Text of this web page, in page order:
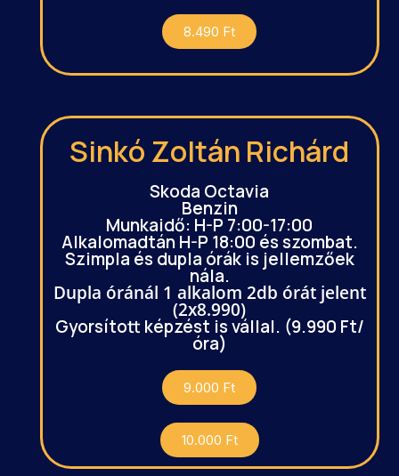
8.490 Ft
Sinkó Zoltán Richárd
Skoda Octavia
Benzin
Munkaidő: H-P 7:00-17:00
Alkalomadtán H-P 18:00 és szombat.
Szimpla és dupla órák is jellemzőek
nála.
Dupla óránál 1 alkalom 2db órát jelent
(2x8.990)
Gyorsított képzést is vállal. (9.990 Ft/
óra)
9.000 Ft
10.000 Ft